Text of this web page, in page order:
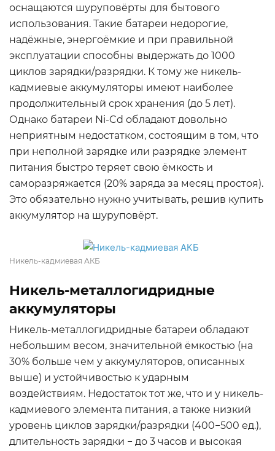
оснащаются шуруповёрты для бытового
использования. Такие батареи недорогие,
надёжные, энергоёмкие и при правильной
эксплуатации способны выдержать до 1000
циклов зарядки/разрядки. К тому же никель-
кадмиевые аккумуляторы имеют наиболее
продолжительный срок хранения (до 5 лет).
Однако батареи Ni-Cd обладают довольно
неприятным недостатком, состоящим в том, что
при неполной зарядке или разрядке элемент
питания быстро теряет свою ёмкость и
саморазряжается (20% заряда за месяц простоя).
Это обязательно нужно учитывать, решив купить
аккумулятор на шуруповёрт.
Никель-кадмиевая АКБ
Никель-металлогидридные
аккумуляторы
Никель-металлогидридные батареи обладают
небольшим весом, значительной ёмкостью (на
30% больше чем у аккумуляторов, описанных
выше) и устойчивостью к ударным
воздействиям. Недостаток тот же, что и у никель-
кадмиевого элемента питания, а также низкий
уровень циклов зарядки/разрядки (400−500 ед.),
длительность зарядки − до 3 часов и высокая